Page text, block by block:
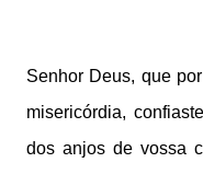
Senhor Deus, que
misericórdia,
dos anjos de vossa